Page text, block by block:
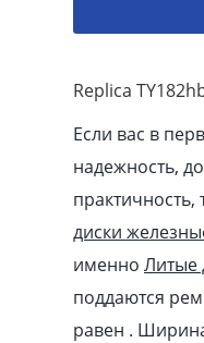
Replica
Если вас в
надежность,
практичность,
диски
именно Литые
поддаются
равен .